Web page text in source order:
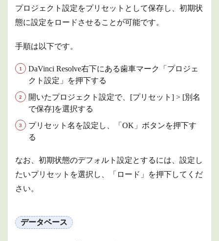
プロジェクト設定をプリセットとして保存し、初期状
態に設定をロードさせることが可能です。
手順は以下です。
DaVinci Resolve右下にある歯車マーク「プロジェ
クト設定」を押下する
開いたプロジェクト設定で、[プリセット] > [別名
で保存]を選択する
プリセット名を設定し、「OK」ボタンを押下す
る
なお、初期状態のデフォルト設定とするには、設定し
たいプリセットを選択し、「ロード」を押下してくだ
さい。
データベース